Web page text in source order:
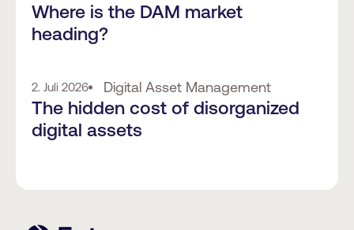
Where is the DAM market
heading?
2. Juli 2026 Digital Asset Management
The hidden cost of disorganized
digital assets